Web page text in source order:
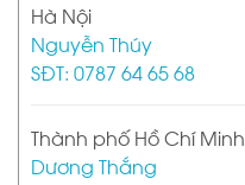
Hà Nội
Nguyễn Thúy
SĐT: 0787 64 65 68
Thành phố Hồ Chí Minh
Dương Thắng